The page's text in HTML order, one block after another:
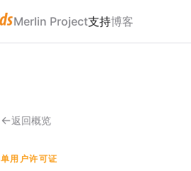
Merlin Project支持博客
返回概览
单用户许可证